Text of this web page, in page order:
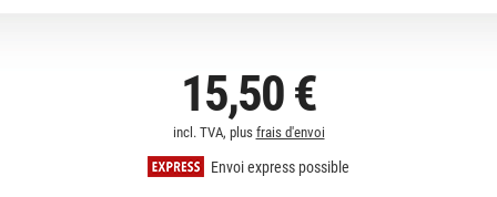
15,50 €
incl. TVA, plus frais d'envoi
Envoi express possible